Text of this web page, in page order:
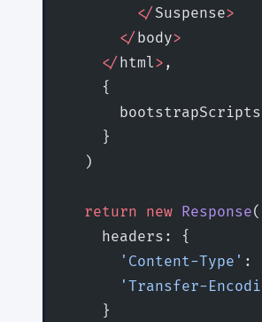
        </
Suspense>
      </
body>
    </
html> ,
    {
    }
  )
  return
new Response
    headers: {
      'Content-Type'
:
'Transfer-
    }